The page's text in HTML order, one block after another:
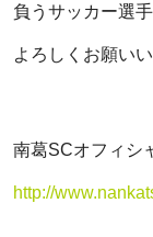
負うサッカー選
よろしくお願いい
南葛SCオフィシ
http://